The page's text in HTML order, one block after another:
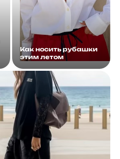
Как носить рубашки
этим летом